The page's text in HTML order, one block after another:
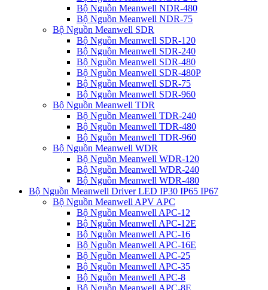
Bộ Nguồn Meanwell NDR-480
Bộ Nguồn Meanwell NDR-75
Bộ Nguồn Meanwell SDR
Bộ Nguồn Meanwell SDR-120
Bộ Nguồn Meanwell SDR-240
Bộ Nguồn Meanwell SDR-480
Bộ Nguồn Meanwell SDR-480P
Bộ Nguồn Meanwell SDR-75
Bộ Nguồn Meanwell SDR-960
Bộ Nguồn Meanwell TDR
Bộ Nguồn Meanwell TDR-240
Bộ Nguồn Meanwell TDR-480
Bộ Nguồn Meanwell TDR-960
Bộ Nguồn Meanwell WDR
Bộ Nguồn Meanwell WDR-120
Bộ Nguồn Meanwell WDR-240
Bộ Nguồn Meanwell WDR-480
Bộ Nguồn Meanwell Driver LED IP30 IP65 IP67
Bộ Nguồn Meanwell APV APC
Bộ Nguồn Meanwell APC-12
Bộ Nguồn Meanwell APC-12E
Bộ Nguồn Meanwell APC-16
Bộ Nguồn Meanwell APC-16E
Bộ Nguồn Meanwell APC-25
Bộ Nguồn Meanwell APC-35
Bộ Nguồn Meanwell APC-8
Bộ Nguồn Meanwell APC-8E